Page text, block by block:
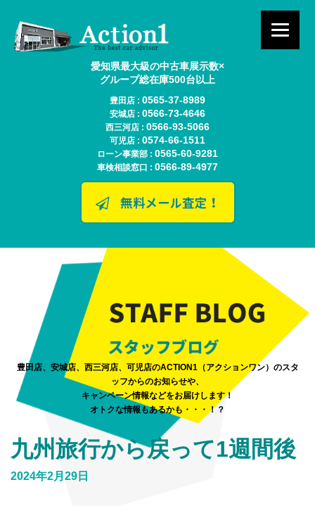
愛知県最大級の中古車展示数×
グループ総在庫500台以上
豊田店 : 0565-37-8989
安城店 : 0566-73-4646
西三河店 : 0566-93-5066
可児店 : 0574-66-1511
ローン事業部 : 0565-60-9281
車検相談窓口 : 0566-89-4977
豊田店、安城店、西三河店、可児店のACTION1（アクションワン）のスタ
ッフからのお知らせや、
キャンペーン情報などをお届けします！
オトクな情報もあるかも・・・！？
九州旅行から戻って1週間後
2024年2月29日